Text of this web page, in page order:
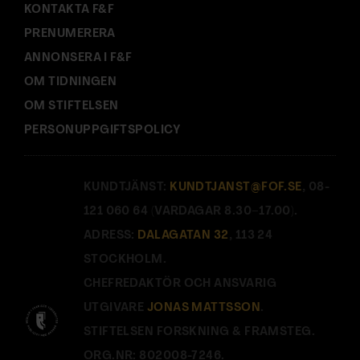
KONTAKTA F&F
PRENUMERERA
ANNONSERA I F&F
OM TIDNINGEN
OM STIFTELSEN
PERSONUPPGIFTSPOLICY
KUNDTJÄNST: KUNDTJANST@FOF.SE , 08-
121 060 64 (VARDAGAR 8.30–17.00).
ADRESS: DALAGATAN 32 , 113 24
STOCKHOLM.
CHEFREDAKTÖR OCH ANSVARIG
UTGIVARE JONAS MATTSSON .
STIFTELSEN FORSKNING & FRAMSTEG.
ORG.NR: 802008-7246.